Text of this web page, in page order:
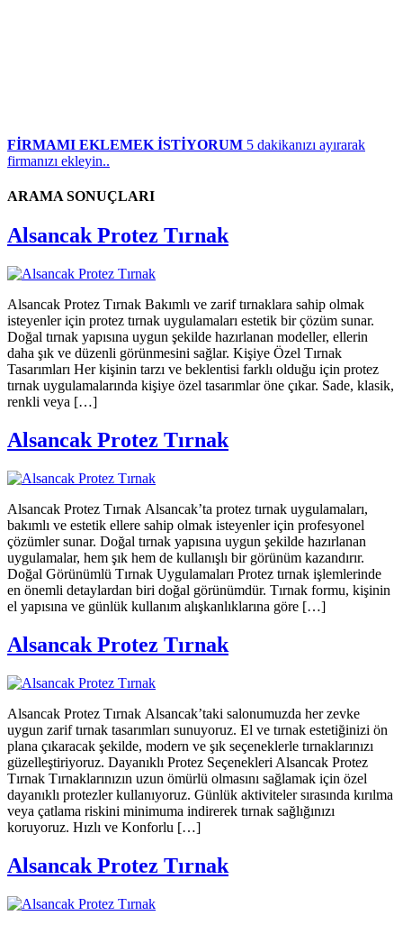
FİRMAMI EKLEMEK İSTİYORUM 5 dakikanızı ayırarak
firmanızı ekleyin..
ARAMA SONUÇLARI
Alsancak Protez Tırnak
Alsancak Protez Tırnak Bakımlı ve zarif tırnaklara sahip olmak
isteyenler için protez tırnak uygulamaları estetik bir çözüm sunar.
Doğal tırnak yapısına uygun şekilde hazırlanan modeller, ellerin
daha şık ve düzenli görünmesini sağlar. Kişiye Özel Tırnak
Tasarımları Her kişinin tarzı ve beklentisi farklı olduğu için protez
tırnak uygulamalarında kişiye özel tasarımlar öne çıkar. Sade, klasik,
renkli veya […]
Alsancak Protez Tırnak
Alsancak Protez Tırnak Alsancak’ta protez tırnak uygulamaları,
bakımlı ve estetik ellere sahip olmak isteyenler için profesyonel
çözümler sunar. Doğal tırnak yapısına uygun şekilde hazırlanan
uygulamalar, hem şık hem de kullanışlı bir görünüm kazandırır.
Doğal Görünümlü Tırnak Uygulamaları Protez tırnak işlemlerinde
en önemli detaylardan biri doğal görünümdür. Tırnak formu, kişinin
el yapısına ve günlük kullanım alışkanlıklarına göre […]
Alsancak Protez Tırnak
Alsancak Protez Tırnak Alsancak’taki salonumuzda her zevke
uygun zarif tırnak tasarımları sunuyoruz. El ve tırnak estetiğinizi ön
plana çıkaracak şekilde, modern ve şık seçeneklerle tırnaklarınızı
güzelleştiriyoruz. Dayanıklı Protez Seçenekleri Alsancak Protez
Tırnak Tırnaklarınızın uzun ömürlü olmasını sağlamak için özel
dayanıklı protezler kullanıyoruz. Günlük aktiviteler sırasında kırılma
veya çatlama riskini minimuma indirerek tırnak sağlığınızı
koruyoruz. Hızlı ve Konforlu […]
Alsancak Protez Tırnak